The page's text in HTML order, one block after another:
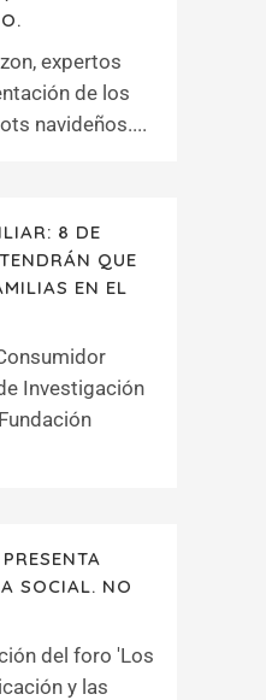
expertos
de los
navideños....
8 DE
QUE
EN EL
Investigación
SOCIAL. NO
del foro 'Los
y las